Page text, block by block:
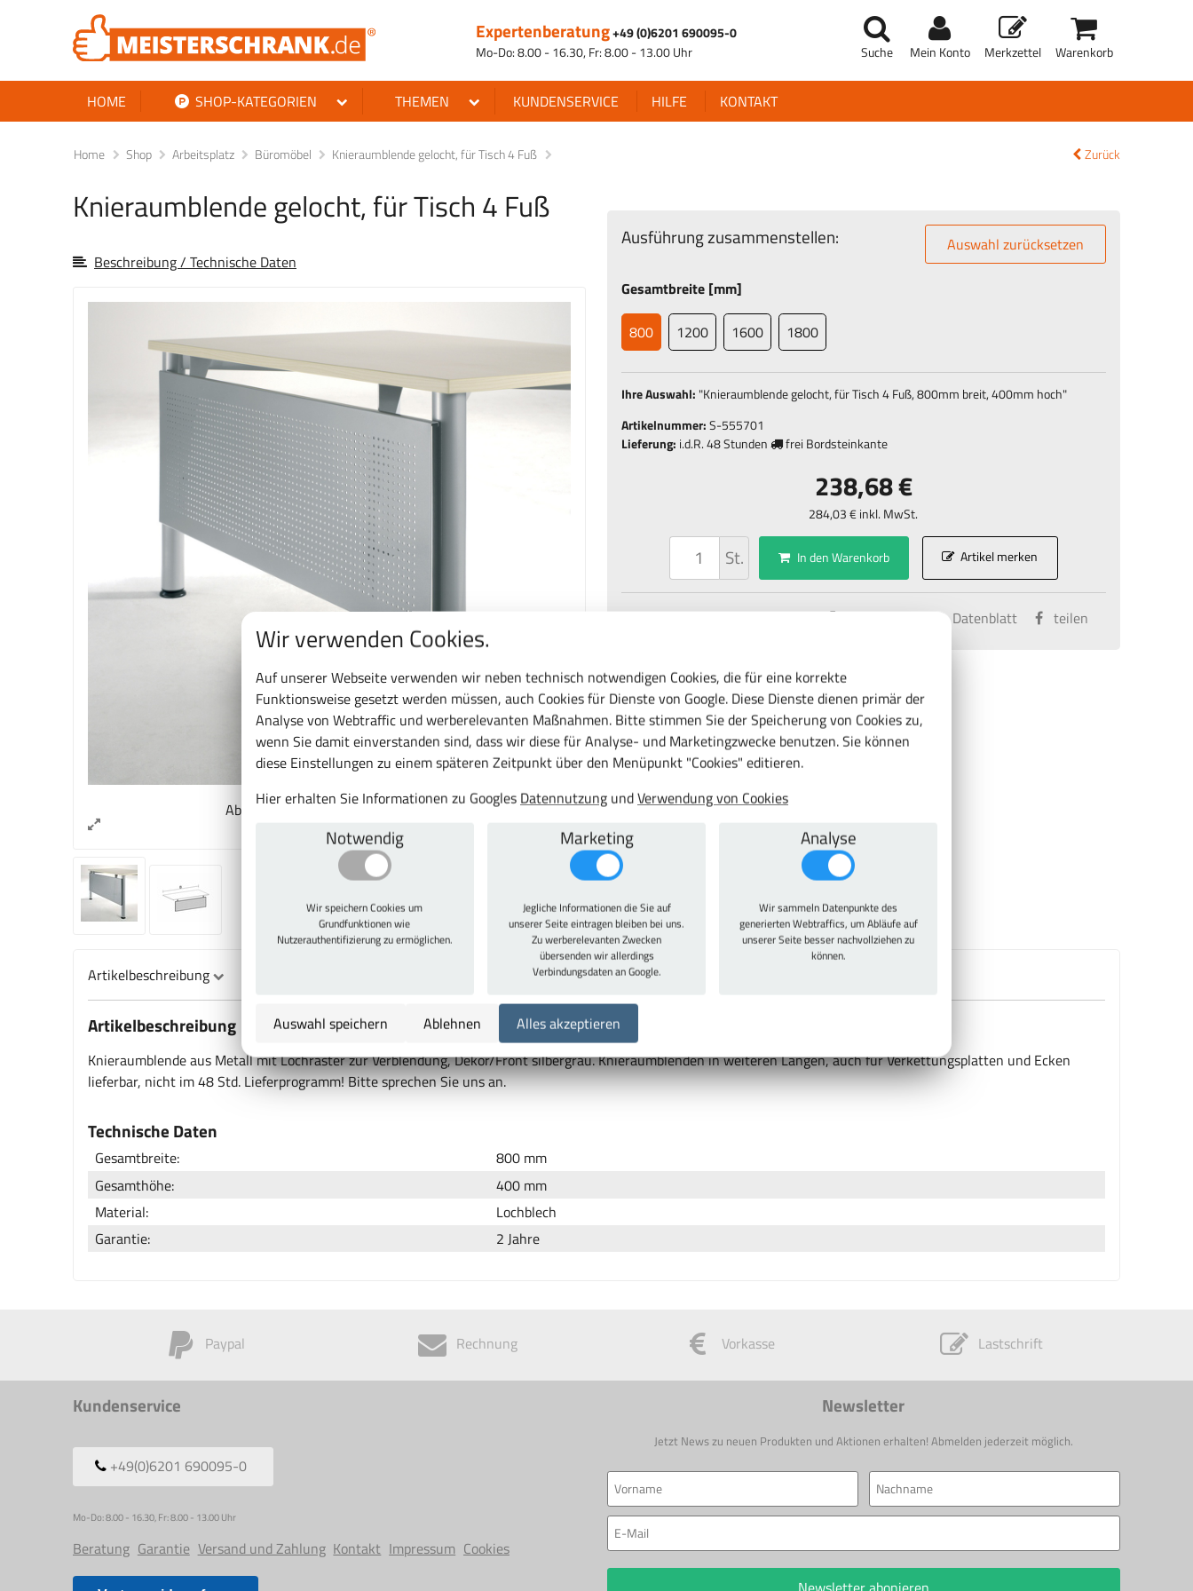
Expertenberatung+49 (0)6201 690095-0
Mo-Do: 8.00 - 16.30, Fr: 8.00 - 13.00 Uhr
Suche Mein Konto Merkzettel Warenkorb
HOME SHOP-KATEGORIEN THEMEN KUNDENSERVICE HILFE KONTAKT
Home Shop Arbeitsplatz Büromöbel Knieraumblende gelocht, für Tisch 4 Fuß Zurück
Knieraumblende gelocht, für Tisch 4 Fuß
Beschreibung / Technische Daten
Abb. kann vom Original abweichen
Ausführung zusammenstellen: Auswahl zurücksetzen
Gesamtbreite [mm]
800 1200 1600 1800
Ihre Auswahl: "Knieraumblende gelocht, für Tisch 4 Fuß, 800mm breit, 400mm hoch"
Artikelnummer:S-555701
Lieferung: i.d.R.48 Stunden frei Bordsteinkante
238,68 €
284,03 € inkl. MwSt.
St. In den Warenkorb Artikel merken
Frage zu diesem Produkt vergleichen Datenblatt teilen
Artikelbeschreibung
Artikelbeschreibung
Knieraumblende aus Metall mit Lochraster zur Verblendung, Dekor/Front silbergrau. Knieraumblenden in weiteren Längen, auch für Verkettungsplatten und Ecken
lieferbar, nicht im 48 Std. Lieferprogramm! Bitte sprechen Sie uns an.
Technische Daten
Gesamtbreite:
800 mm
Gesamthöhe:
400 mm
Material:
Lochblech
Garantie:
2 Jahre
Paypal Rechnung Vorkasse Lastschrift
Kundenservice
+49(0)6201 690095-0
Mo-Do: 8.00 - 16.30, Fr: 8.00 - 13.00 Uhr
Beratung Garantie Versand und Zahlung Kontakt Impressum Cookies
Newsletter
Jetzt News zu neuen Produkten und Aktionen erhalten! Abmelden jederzeit möglich.
Wir verwenden Cookies.
Auf unserer Webseite verwenden wir neben technisch notwendigen Cookies, die für eine korrekte
Funktionsweise gesetzt werden müssen, auch Cookies für Dienste von Google. Diese Dienste dienen primär der
Analyse von Webtraffic und werberelevanten Maßnahmen. Bitte stimmen Sie der Speicherung von Cookies zu,
wenn Sie damit einverstanden sind, dass wir diese für Analyse- und Marketingzwecke benutzen. Sie können
diese Einstellungen zu einem späteren Zeitpunkt über den Menüpunkt "Cookies" editieren.
Hier erhalten Sie Informationen zu Googles Datennutzung undVerwendung von Cookies
Notwendig
Wir speichern Cookies um
Grundfunktionen wie
Nutzerauthentifizierung zu ermöglichen.
Marketing
Jegliche Informationen die Sie auf
unserer Seite eintragen bleiben bei uns.
Zu werberelevanten Zwecken
übersenden wir allerdings
Verbindungsdaten an Google.
Analyse
Wir sammeln Datenpunkte des
generierten Webtraffics, um Abläufe auf
unserer Seite besser nachvollziehen zu
können.
Auswahl speichern Ablehnen Alles akzeptieren